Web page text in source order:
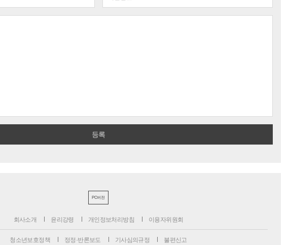
PC버전
회사소개 윤리강령 개인정보처리방침 이용자위원회
청소년보호정책 정정·반론보도 기사심의규정 불편신고